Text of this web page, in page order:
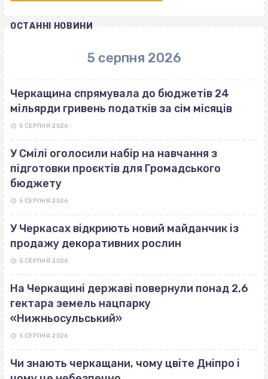
ОСТАННІ НОВИНИ
5 серпня 2026
Черкащина спрямувала до бюджетів 24
мільярди гривень податків за сім місяців
5 СЕРПНЯ 2026
У Смілі оголосили набір на навчання з
підготовки проєктів для Громадського
бюджету
5 СЕРПНЯ 2026
У Черкасах відкриють новий майданчик із
продажу декоративних рослин
5 СЕРПНЯ 2026
На Черкащині державі повернули понад 2,6
гектара земель нацпарку
«Нижньосульський»
5 СЕРПНЯ 2026
Чи знають черкащани, чому цвіте Дніпро і